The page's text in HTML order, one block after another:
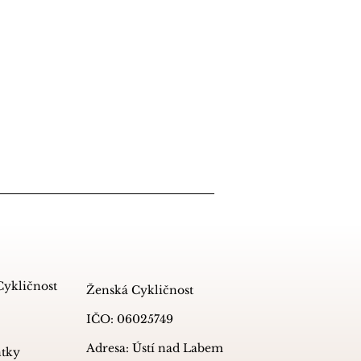
Ženská Cykličnost
IČO: 06025749
Adresa: Ústí nad Labem